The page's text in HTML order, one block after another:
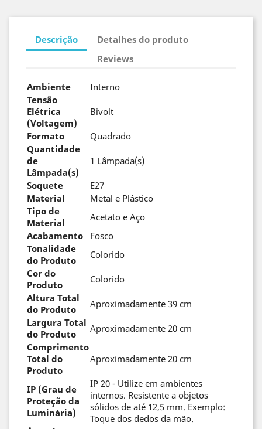
Descrição
Detalhes do produto
Reviews
Ambiente
Interno
Tensão
Elétrica
(Voltagem)
Bivolt
Formato
Quadrado
Quantidade
de
Lâmpada(s)
1 Lâmpada(s)
Soquete
E27
Material
Metal e Plástico
Tipo de
Material
Acetato e Aço
Acabamento
Fosco
Tonalidade
do Produto
Colorido
Cor do
Produto
Colorido
Altura Total
do Produto
Aproximadamente 39 cm
Largura Total
do Produto
Aproximadamente 20 cm
Comprimento
Total do
Produto
Aproximadamente 20 cm
IP (Grau de
Proteção da
Luminária)
IP 20 - Utilize em ambientes
internos. Resistente a objetos
sólidos de até 12,5 mm. Exemplo:
Toque dos dedos da mão.